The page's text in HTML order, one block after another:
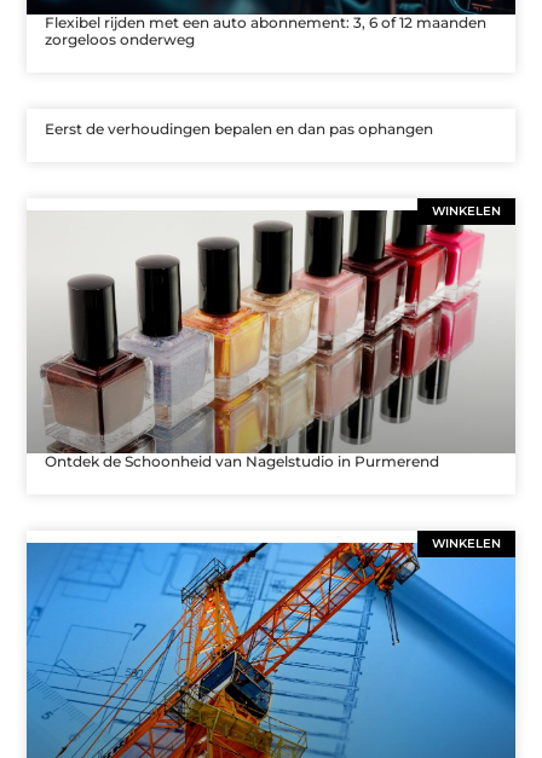
Flexibel rijden met een auto abonnement: 3, 6 of 12 maanden
zorgeloos onderweg
Eerst de verhoudingen bepalen en dan pas ophangen
WINKELEN
Ontdek de Schoonheid van Nagelstudio in Purmerend
WINKELEN